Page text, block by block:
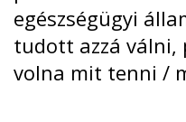
egészségügyi
tudott azzá
volna mit tenni /